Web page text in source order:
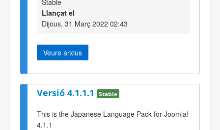
Llançat el
Dijous, 31 Març 2022 02:43
Veure arxius
Versió 4.1.1.1 Stable
This is the Japanese Language Pack for Joomla!
4.1.1